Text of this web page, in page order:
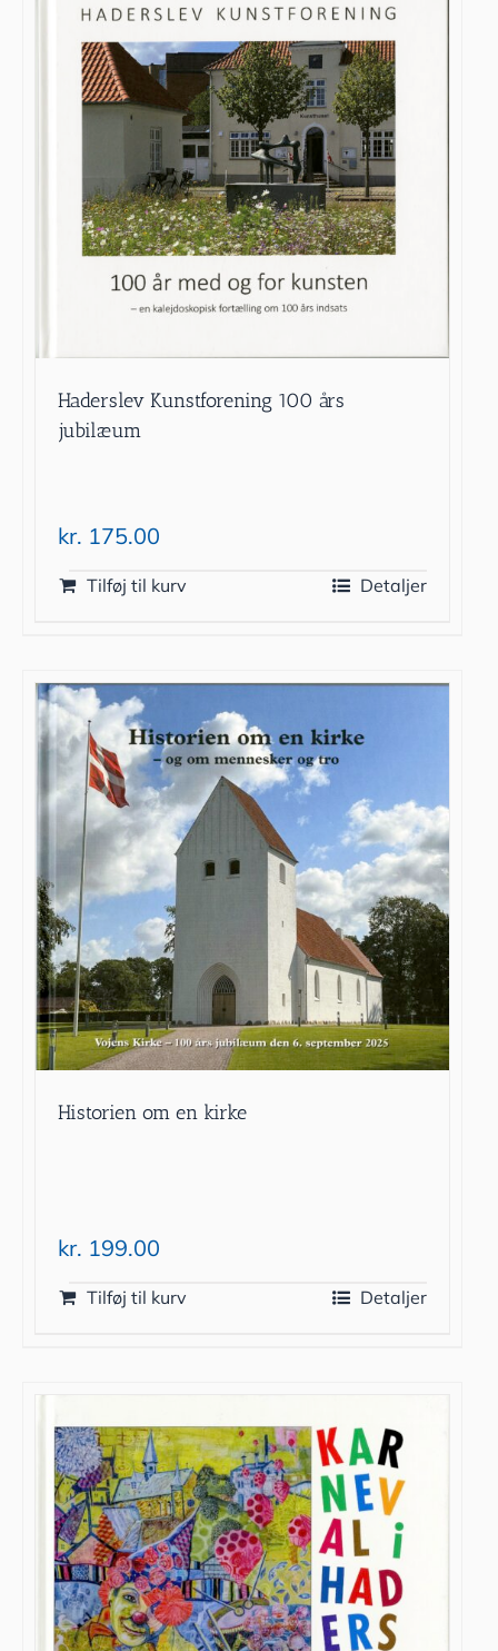
Haderslev Kunstforening 100 års
jubilæum
kr. 175.00
Tilføj til kurv Detaljer
Historien om en kirke
kr. 199.00
Tilføj til kurv Detaljer